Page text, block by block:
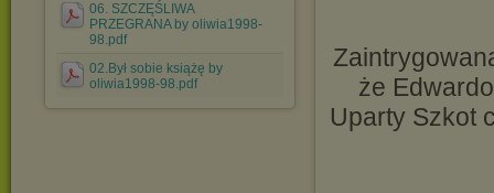
06. SZCZĘŚLIWA
PRZEGRANA by oliwia1998-
98.pdf
02.Był sobie książę by
oliwia1998-98.pdf
że
Uparty Szkot